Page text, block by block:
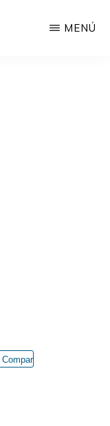
MENÚ
Compar